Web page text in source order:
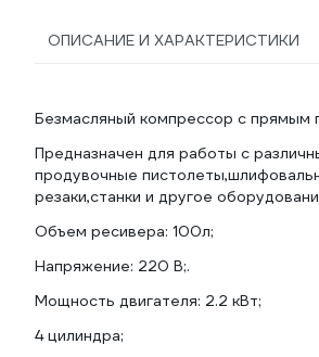
ОПИСАНИЕ И ХАРАКТЕРИСТИКИ
Безмасляный компрессор с прямым
Предназначен для работы с
продувочные
резаки,станки и другое
Объем ресивера: 100л;
Напряжение: 220 В;.
Мощность двигателя: 2.2 кВт;
4 цилиндра;